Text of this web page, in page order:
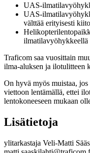
UAS-
UAS-
välttää erityisesti
Traficom saa vuosittain
ilma-aluksen ja ilotulitteen
On hyvä myös muistaa, jos
viettoon lentämällä, ettei
lentokoneeseen mukaan
Lisätietoja
ylitarkastaja Veli-Matti